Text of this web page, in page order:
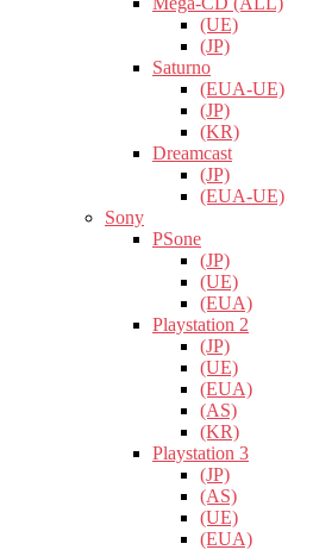
(UE)
(JP)
Saturno
(EUA-UE)
(JP)
(KR)
Dreamcast
(JP)
(EUA-UE)
Sony
PSone
(JP)
(UE)
(EUA)
Playstation 2
(JP)
(UE)
(EUA)
(AS)
(KR)
Playstation 3
(JP)
(AS)
(UE)
(EUA)